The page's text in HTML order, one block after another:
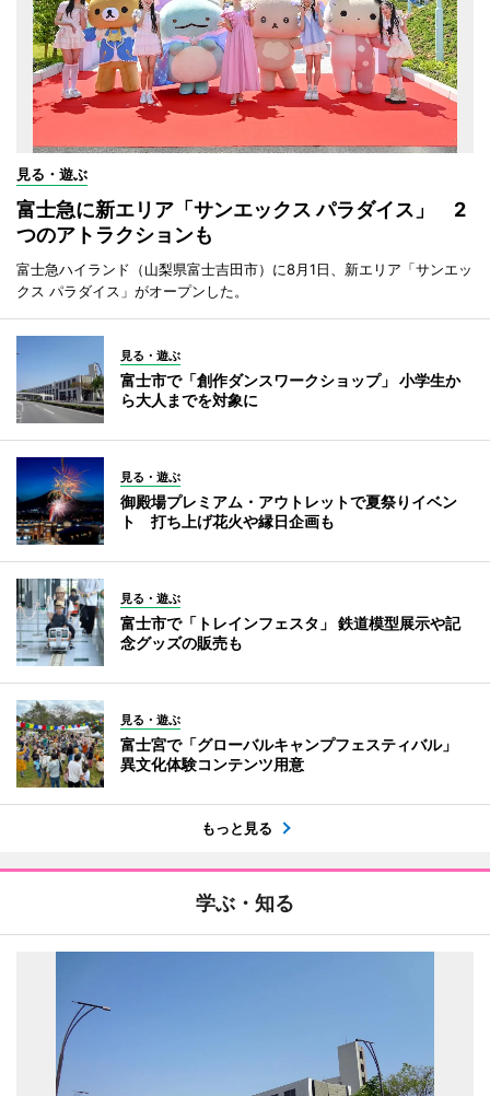
見る・遊ぶ
富士急に新エリア「サンエックス パラダイス」 2
つのアトラクションも
富士急ハイランド（山梨県富士吉田市）に8月1日、新エリア「サンエッ
クス パラダイス」がオープンした。
見る・遊ぶ
富士市で「創作ダンスワークショップ」 小学生か
ら大人までを対象に
見る・遊ぶ
御殿場プレミアム・アウトレットで夏祭りイベン
ト 打ち上げ花火や縁日企画も
見る・遊ぶ
富士市で「トレインフェスタ」 鉄道模型展示や記
念グッズの販売も
見る・遊ぶ
富士宮で「グローバルキャンプフェスティバル」
異文化体験コンテンツ用意
もっと見る
学ぶ・知る